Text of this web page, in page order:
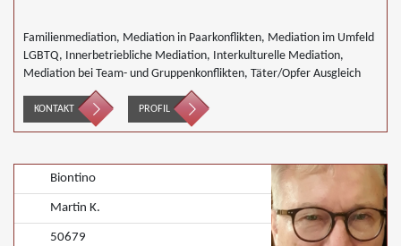
Familienmediation, Mediation in Paarkonflikten, Mediation im Umfeld
LGBTQ, Innerbetriebliche Mediation, Interkulturelle Mediation,
Mediation bei Team- und Gruppenkonflikten, Täter/Opfer Ausgleich
KONTAKT PROFIL
Biontino
Martin K.
50679